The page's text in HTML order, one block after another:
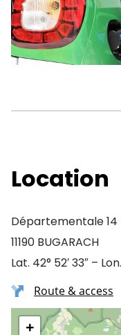
Location
Départementale 14
11190 BUGARACH
Lat. 42° 52′ 33″ – Lon.
Route & access
+